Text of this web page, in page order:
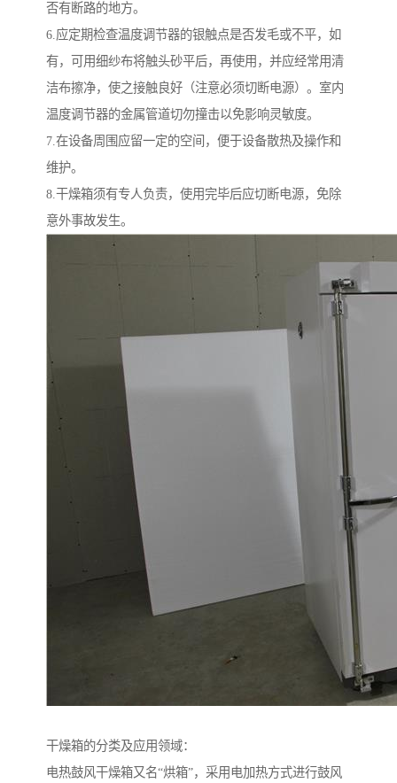
否有断路的地方。
6.应定期检查温度调节器的银触点是否发毛或不平，如
有，可用细纱布将触头砂平后，再使用，并应经常用清
洁布擦净，使之接触良好（注意必须切断电源）。室内
温度调节器的金属管道切勿撞击以免影响灵敏度。
7.在设备周围应留一定的空间，便于设备散热及操作和
维护。
8.干燥箱须有专人负责，使用完毕后应切断电源，免除
意外事故发生。
干燥箱的分类及应用领域：
电热鼓风干燥箱又名“烘箱”，采用电加热方式进行鼓风